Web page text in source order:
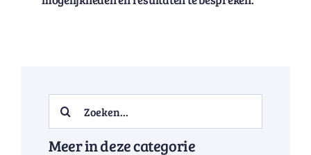
Search
for:
Meer in deze categorie